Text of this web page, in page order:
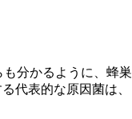
分かるように、蜂巣
代表的な原因菌は、